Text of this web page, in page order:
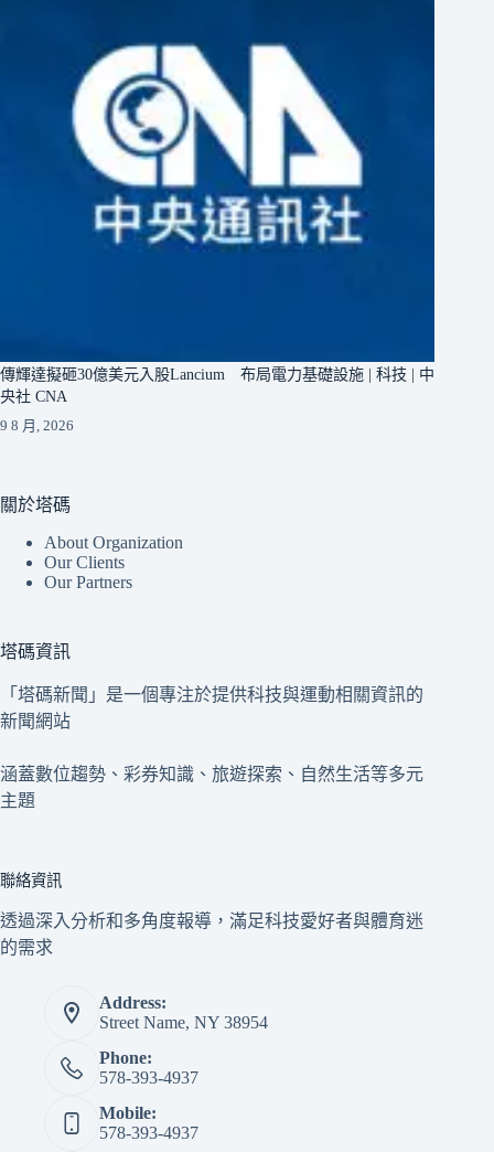
傳輝達擬砸30億美元入股Lancium 布局電力基礎設施 | 科技 | 中
央社 CNA
9 8 月, 2026
關於塔碼
About Organization
Our Clients
Our Partners
塔碼資訊
「塔碼新聞」是一個專注於提供科技與運動相關資訊的
新聞網站
涵蓋數位趨勢、彩券知識、旅遊探索、自然生活等多元
主題
聯絡資訊
透過深入分析和多角度報導，滿足科技愛好者與體育迷
的需求
Address:
Street Name, NY 38954
Phone:
578-393-4937
Mobile:
578-393-4937